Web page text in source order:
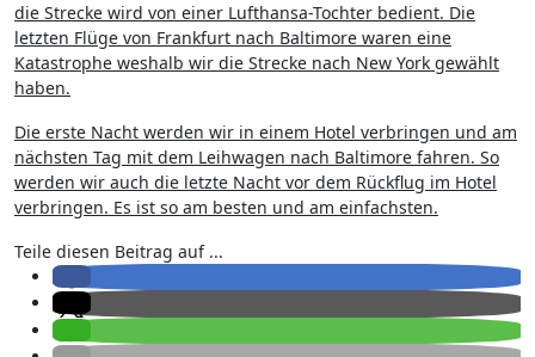
die Strecke wird von einer Lufthansa-Tochter bedient. Die
letzten Flüge von Frankfurt nach Baltimore waren eine
Katastrophe weshalb wir die Strecke nach New York gewählt
haben.
Die erste Nacht werden wir in einem Hotel verbringen und am
nächsten Tag mit dem Leihwagen nach Baltimore fahren. So
werden wir auch die letzte Nacht vor dem Rückflug im Hotel
verbringen. Es ist so am besten und am einfachsten.
Teile diesen Beitrag auf ...